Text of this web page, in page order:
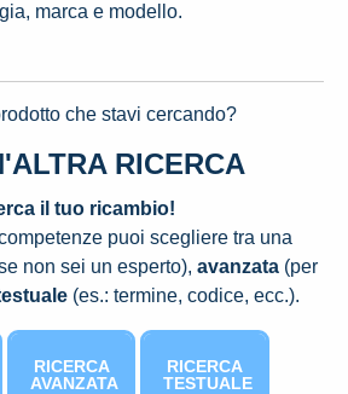
marca e modello.
che stavi cercando?
RICERCA
il tuo ricambio!
puoi scegliere tra una
non sei un esperto), avanzata (per
(es.: termine, codice, ecc.).
RICERCA
AVANZATA
RICERCA
TESTUALE